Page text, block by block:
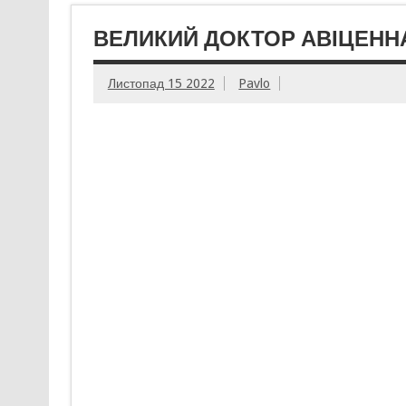
ВЕЛИКИЙ ДОКТОР
Листопад 15 2022 Pavlo